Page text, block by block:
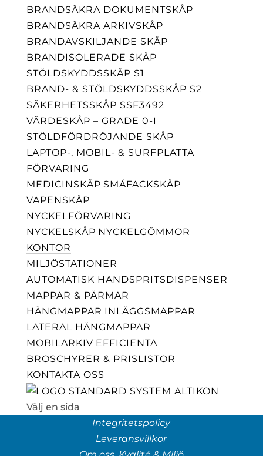
BRANDSÄKRA DOKUMENTSKÅP
BRANDSÄKRA ARKIVSKÅP
BRANDAVSKILJANDE SKÅP
BRANDISOLERADE SKÅP
STÖLDSKYDDSSKÅP S1
BRAND- & STÖLDSKYDDSSKÅP S2
SÄKERHETSSKÅP SSF3492
VÄRDESKÅP – GRADE 0-I
STÖLDFÖRDRÖJANDE SKÅP
LAPTOP-, MOBIL- & SURFPLATTA
FÖRVARING
MEDICINSKÅP SMÅFACKSKÅP
VAPENSKÅP
NYCKELFÖRVARING
NYCKELSKÅP NYCKELGÖMMOR
KONTOR
MILJÖSTATIONER
AUTOMATISK HANDSPRITSDISPENSER
MAPPAR & PÄRMAR
HÄNGMAPPAR INLÄGGSMAPPAR
LATERAL HÄNGMAPPAR
MOBILARKIV EFFICIENTA
BROSCHYRER & PRISLISTOR
KONTAKTA OSS
Välj en sida
Integritetspolicy
Leveransvillkor